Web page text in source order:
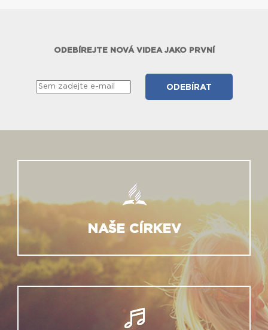
ODEBÍREJTE NOVÁ VIDEA JAKO PRVNÍ
NAŠE CÍRKEV